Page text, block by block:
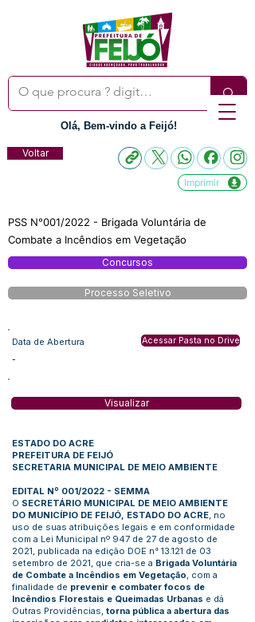
Olá, Bem-vindo a Feijó!
Voltar
Imprimir
PSS N°001/2022 - Brigada Voluntária de
Combate a Incêndios em Vegetação
Concursos
Processo Seletivo
Data de Abertura
-
Acessar Pasta no Drive
Visualizar
ESTADO DO ACRE
PREFEITURA DE FEIJÓ
SECRETARIA MUNICIPAL DE MEIO AMBIENTE
EDITAL Nº 001/2022 - SEMMA
O SECRETÁRIO MUNICIPAL DE MEIO AMBIENTE
DO MUNICÍPIO DE FEIJÓ, ESTADO DO ACRE, no
uso de suas atribuições legais e em conformidade
com a Lei Municipal nº 947 de 27 de agosto de
2021, publicada na edição DOE n° 13.121 de 03
setembro de 2021, que cria-se a Brigada Voluntária
de Combate a Incêndios em Vegetação, com a
finalidade de prevenir e combater focos de
Incêndios Florestais e Queimadas Urbanas e dá
Outras Providências, torna pública a abertura das